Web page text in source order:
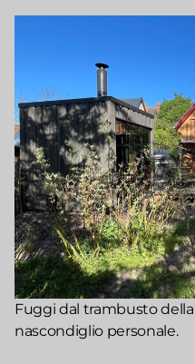
Fuggi dal trambusto
nascondiglio personale.